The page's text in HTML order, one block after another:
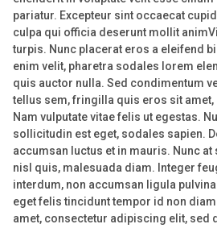
pariatur. Excepteur sint occaecat
culpa qui officia deserunt mollit
turpis. Nunc placerat eros a eleifend
enim velit, pharetra sodales lorem
quis auctor nulla. Sed condimentum
tellus sem, fringilla quis eros sit
Nam vulputate vitae felis ut egestas.
sollicitudin est eget, sodales sapien.
accumsan luctus et in mauris. Nunc
nisl quis, malesuada diam. Integer
interdum, non accumsan ligula
eget felis tincidunt tempor id non
amet, consectetur adipiscing elit, sed